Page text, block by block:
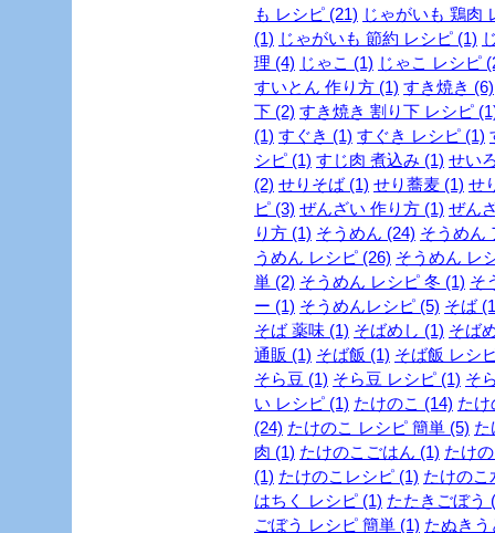
も レシピ (21) じゃがいも 鶏肉
(1) じゃがいも 節約 レシピ (1)
理 (4) じゃこ (1) じゃこ レシピ
すいとん 作り方 (1) すき焼き (6)
下 (2) すき焼き 割り下 レシピ
(1) すぐき (1) すぐき レシピ (1)
シピ (1) すじ肉 煮込み (1) せい
(2) せりそば (1) せり蕎麦 (1) せ
ピ (3) ぜんざい 作り方 (1) ぜん
り方 (1) そうめん (24) そうめん
うめん レシピ (26) そうめん レ
単 (2) そうめん レシピ 冬 (1) そ
ー (1) そうめんレシピ (5) そば
そば 薬味 (1) そばめし (1) そば
通販 (1) そば飯 (1) そば飯 レシ
そら豆 (1) そら豆 レシピ (1) そ
い レシピ (1) たけのこ (14) たけ
(24) たけのこ レシピ 簡単 (5) た
肉 (1) たけのこごはん (1) たけ
(1) たけのこレシピ (1) たけのこ
はちく レシピ (1) たたきごぼう
ごぼう レシピ 簡単 (1) たぬきう